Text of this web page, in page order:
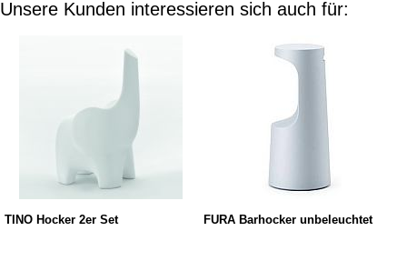
Unsere Kunden interessieren sich auch für:
TINO Hocker 2er Set FURA Barhocker unbeleuchtet